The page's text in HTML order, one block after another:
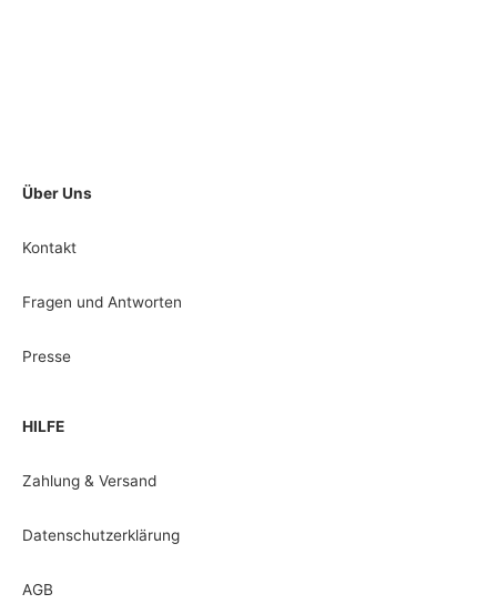
Über Uns
Kontakt
Fragen und Antworten
Presse
HILFE
Zahlung & Versand
Datenschutzerklärung
AGB